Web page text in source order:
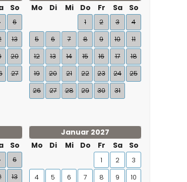
So
6
13
20
27
Mo
Di Mi Do Fr Sa So
1 2 3
4
5
6 7 8 9 10
11
12
13 14 15 16 17
18
19
20 21 22 23 24
25
26
27 28 29 30 31
So
6
13
Januar 2027
Mo
Di Mi Do Fr Sa So
1 2
3
4
5 6 7 8 9
10